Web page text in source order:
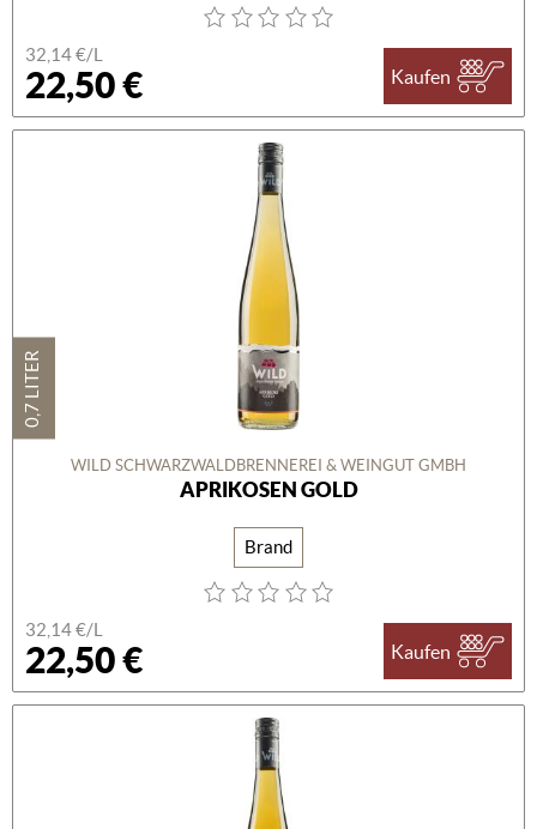
32,14 €/L
22,50 € Kaufen
0,7 LITER
WILD SCHWARZWALDBRENNEREI & WEINGUT GMBH
APRIKOSEN GOLD
Brand
32,14 €/L
22,50 € Kaufen